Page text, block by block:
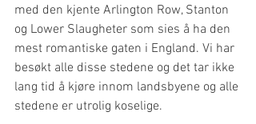
med den kjente Arlington Row, Stanton
og Lower Slaugheter som sies å ha den
mest romantiske gaten i England. Vi har
besøkt alle disse stedene og det tar ikke
lang tid å kjøre innom landsbyene og alle
stedene er utrolig koselige.